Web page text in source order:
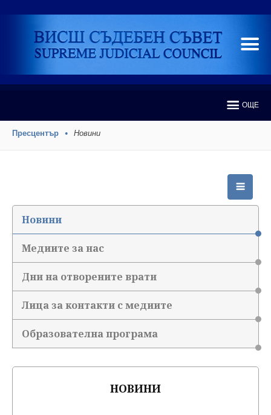
ОЩЕ
Пресцентър Новини
Новини
Медиите за нас
Дни на отворените врати
Лица за контакти с медиите
Образователна програма
НОВИНИ